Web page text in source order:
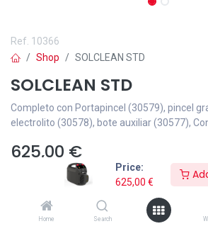
Price:
625,00 €
Home Search
Ref. 10366
Shop
SOLCLEAN STD
SOLCLEAN STD
Completo con Portapincel (30579), pincel
electrolito (30578), bote auxiliar (30577),
625,00 €
Añadir a lista de deseos